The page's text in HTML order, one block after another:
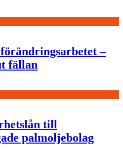
–
fällan
till
palmoljebolag